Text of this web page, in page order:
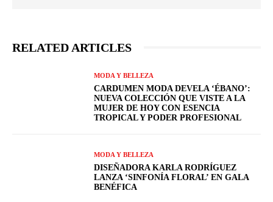
RELATED ARTICLES
MODA Y BELLEZA
CARDUMEN MODA DEVELA ‘ÉBANO’:
NUEVA COLECCIÓN QUE VISTE A LA
MUJER DE HOY CON ESENCIA
TROPICAL Y PODER PROFESIONAL
MODA Y BELLEZA
DISEÑADORA KARLA RODRÍGUEZ
LANZA ‘SINFONÍA FLORAL’ EN GALA
BENÉFICA